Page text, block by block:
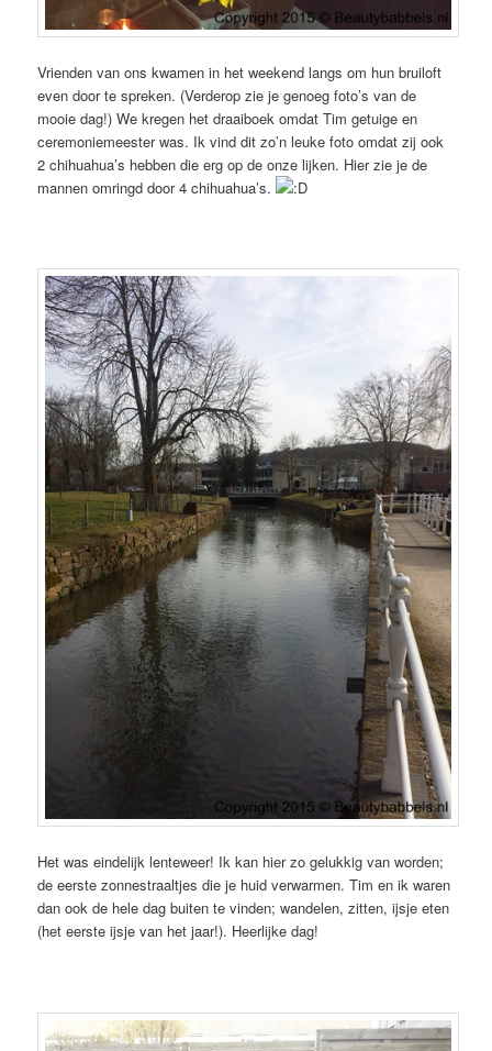
Vrienden van ons kwamen in het weekend langs om hun bruiloft
even door te spreken. (Verderop zie je genoeg foto’s van de
mooie dag!) We kregen het draaiboek omdat Tim getuige en
ceremoniemeester was. Ik vind dit zo’n leuke foto omdat zij ook
2 chihuahua’s hebben die erg op de onze lijken. Hier zie je de
mannen omringd door 4 chihuahua’s.
Het was eindelijk lenteweer! Ik kan hier zo gelukkig van worden;
de eerste zonnestraaltjes die je huid verwarmen. Tim en ik waren
dan ook de hele dag buiten te vinden; wandelen, zitten, ijsje eten
(het eerste ijsje van het jaar!). Heerlijke dag!